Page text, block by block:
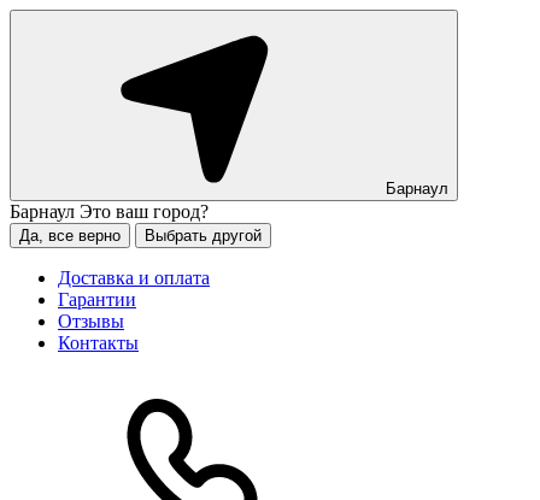
Барнаул
Барнаул Это ваш город?
Да, все верно Выбрать другой
Доставка и оплата
Гарантии
Отзывы
Контакты